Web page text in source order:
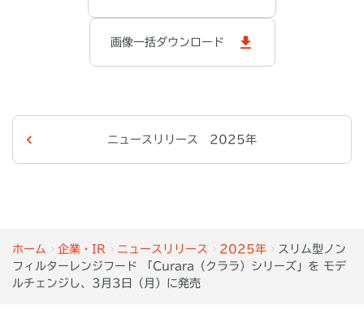
ホーム 企業・IR ニュースリリース 2025年
スリム型ノン
フィルターレンジフード 「Curara（クララ）シリーズ」を モデ
ルチェンジし、3月3日（月）に発売
画像一括ダウンロード
ニュースリリース 2025年